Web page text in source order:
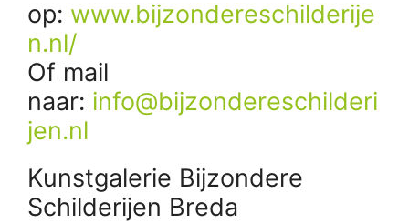
op: www.bijzondereschilderije
n.nl/
Of mail
naar: info@bijzondereschilderi
jen.nl
Kunstgalerie Bijzondere
Schilderijen Breda